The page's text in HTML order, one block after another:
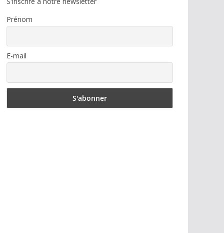
Prénom
E-mail